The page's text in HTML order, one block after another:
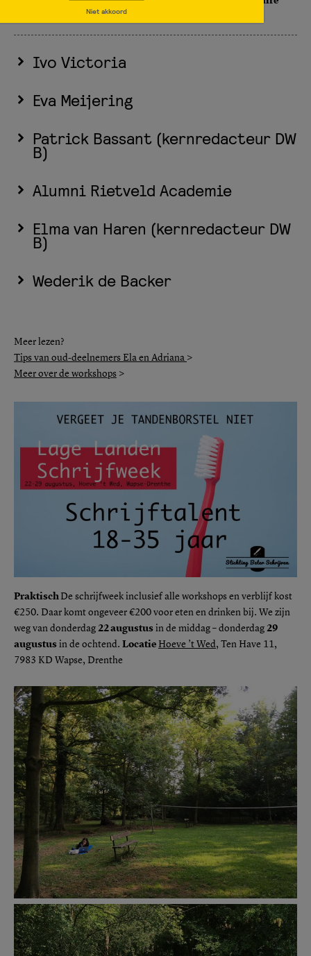
Niet akkoord
Ivo Victoria
Eva Meijering
Patrick Bassant (kernredacteur DW
B)
Alumni Rietveld Academie
Elma van Haren (kernredacteur DW
B)
Wederik de Backer
Meer lezen?
Tips van oud-deelnemers Ela en Adriana >
Meer over de workshops >
Praktisch De schrijfweek inclusief alle workshops en verblijf kost
€250. Daar komt ongeveer €200 voor eten en drinken bij. We zijn
weg van donderdag 22 augustus in de middag – donderdag 29
augustus in de ochtend. Locatie Hoeve ’t Wed, Ten Have 11,
7983 KD Wapse, Drenthe